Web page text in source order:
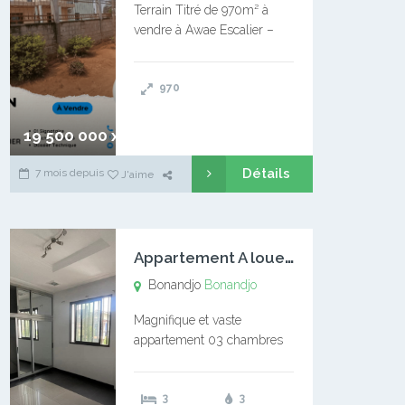
19 500 000 xaf
Terrain Titré de 970m² à
vendre à Awae Escalier –
l’Université Catholique –
970
7 mois depuis J'aime Détails
A
ppartement A louer Bonandjo
Bonandjo Bonandjo
Magnifique et vaste
appartement 03 chambres
douches 01 vaste salon 01
3 3